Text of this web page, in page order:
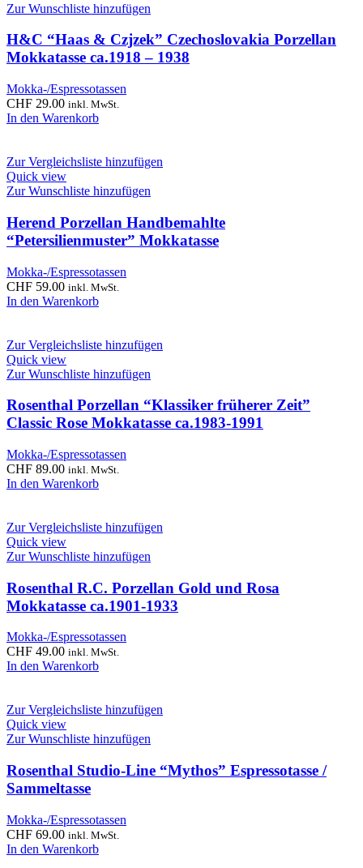
Zur Wunschliste hinzufügen
H&C “Haas & Czjzek” Czechoslovakia Porzellan
Mokkatasse ca.1918 – 1938
Mokka-/Espressotassen
CHF 29.00 inkl. MwSt.
In den Warenkorb
Zur Vergleichsliste hinzufügen
Quick view
Zur Wunschliste hinzufügen
Herend Porzellan Handbemahlte
“Petersilienmuster” Mokkatasse
Mokka-/Espressotassen
CHF 59.00 inkl. MwSt.
In den Warenkorb
Zur Vergleichsliste hinzufügen
Quick view
Zur Wunschliste hinzufügen
Rosenthal Porzellan “Klassiker früherer Zeit”
Classic Rose Mokkatasse ca.1983-1991
Mokka-/Espressotassen
CHF 89.00 inkl. MwSt.
In den Warenkorb
Zur Vergleichsliste hinzufügen
Quick view
Zur Wunschliste hinzufügen
Rosenthal R.C. Porzellan Gold und Rosa
Mokkatasse ca.1901-1933
Mokka-/Espressotassen
CHF 49.00 inkl. MwSt.
In den Warenkorb
Zur Vergleichsliste hinzufügen
Quick view
Zur Wunschliste hinzufügen
Rosenthal Studio-Line “Mythos” Espressotasse /
Sammeltasse
Mokka-/Espressotassen
CHF 69.00 inkl. MwSt.
In den Warenkorb